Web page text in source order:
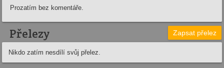
Prozatím bez komentáře.
Přelezy Zapsat přelez
Nikdo zatím nesdílí svůj přelez.